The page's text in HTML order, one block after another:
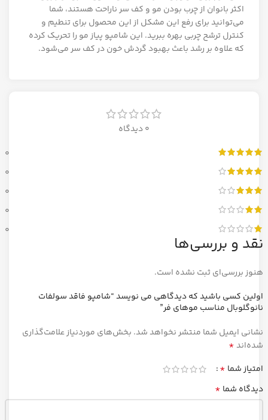
اکثر بانوان از چرب بودن مو و کف سر ناراحت هستند، شما
می‌توانید برای رفع این مشکل از این محصول برای تنطیم و
کنترل ترشح چربی بهره ببرید. این شامپو پیاز مو را تحریک کرده
که علاوه بر رشد باعث بهبود گردش خون در کف سر می‌شود.
0 دیدگاه
0
0
0
0
0
نقد و بررسی‌ها
هنوز بررسی‌ای ثبت نشده است.
اولین کسی باشید که دیدگاهی می نویسد “شامپو فاقد سولفات
نانوگلوبال مناسب موهای فر”
نشانی ایمیل شما منتشر نخواهد شد. بخش‌های موردنیاز علامت‌گذاری
شده‌اند*
امتیاز شما *
دیدگاه شما *